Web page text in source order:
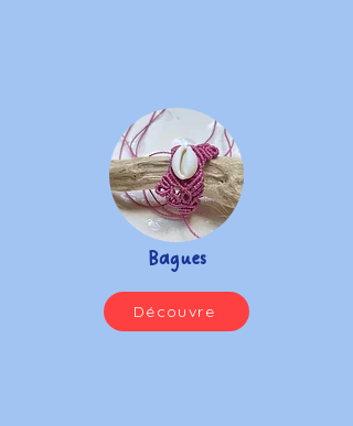
Bagues
Découvre